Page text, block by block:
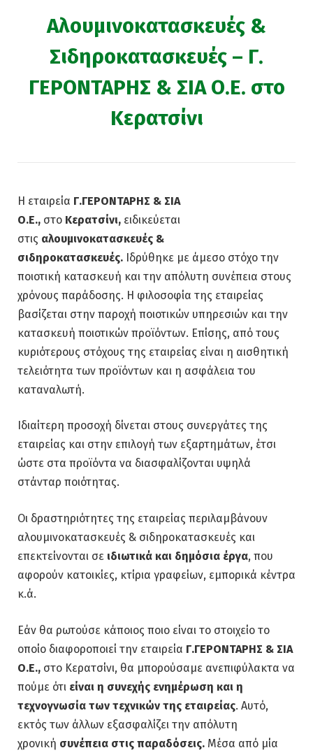
Αλουμινοκατασκευές &
Σιδηροκατασκευές – Γ.
ΓΕΡΟΝΤΑΡΗΣ & ΣΙΑ Ο.Ε. στο
Κερατσίνι
Η εταιρεία Γ.ΓΕΡΟΝΤΑΡΗΣ & ΣΙΑ
Ο.Ε., στο Κερατσίνι, ειδικεύεται
στις αλουμινοκατασκευές &
σιδηροκατασκευές. Ιδρύθηκε με άμεσο στόχο την
ποιοτική κατασκευή και την απόλυτη συνέπεια στους
χρόνους παράδοσης. Η φιλοσοφία της εταιρείας
βασίζεται στην παροχή ποιοτικών υπηρεσιών και την
κατασκευή ποιοτικών προϊόντων. Επίσης, από τους
κυριότερους στόχους της εταιρείας είναι η αισθητική
τελειότητα των προϊόντων και η ασφάλεια του
καταναλωτή.
Ιδιαίτερη προσοχή δίνεται στους συνεργάτες της
εταιρείας και στην επιλογή των εξαρτημάτων, έτσι
ώστε στα προϊόντα να διασφαλίζονται υψηλά
στάνταρ ποιότητας.
Οι δραστηριότητες της εταιρείας περιλαμβάνουν
αλουμινοκατασκευές & σιδηροκατασκευές και
επεκτείνονται σε ιδιωτικά και δημόσια έργα, που
αφορούν κατοικίες, κτίρια γραφείων, εμπορικά κέντρα
κ.ά.
Εάν θα ρωτούσε κάποιος ποιο είναι το στοιχείο το
οποίο διαφοροποιεί την εταιρεία Γ.ΓΕΡΟΝΤΑΡΗΣ & ΣΙΑ
Ο.Ε., στο Κερατσίνι, θα μπορούσαμε ανεπιφύλακτα να
πούμε ότι είναι η συνεχής ενημέρωση και η
τεχνογνωσία των τεχνικών της εταιρείας. Αυτό,
εκτός των άλλων εξασφαλίζει την απόλυτη
χρονική συνέπεια στις παραδόσεις. Μέσα από μία